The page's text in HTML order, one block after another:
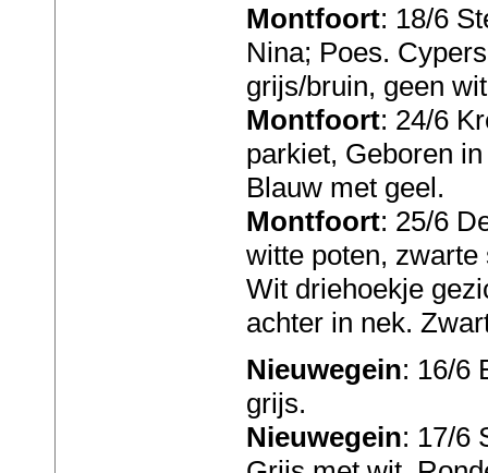
Montfoort: 18/6
Nina; Poes. Cypers
grijs/bruin, geen
Montfoort: 24/6
parkiet, Geboren
Blauw met geel.
Montfoort: 25/6
witte poten, zwarte
Wit driehoekje
achter in nek.
Nieuwegein: 16/6
grijs.
Nieuwegein: 17/6